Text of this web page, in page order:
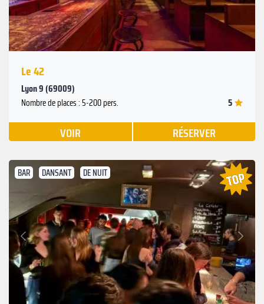
Le 42
Lyon 9 (69009)
Nombre de places : 5-200 pers. 5
VOIR RÉSERVER
BAR DANSANT DE NUIT
Précédent
Suivant